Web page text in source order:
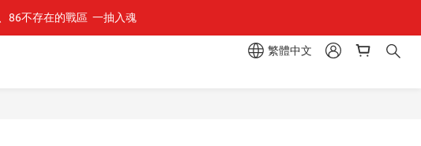
念明信片組」
86不存在的戰區  一抽入魂
繁體中文